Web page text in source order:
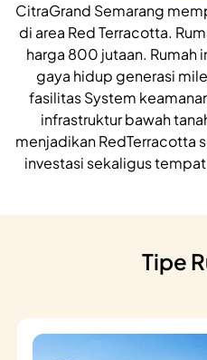
CitraGrand Semarang
di area Red Terracotta.
harga 800 jutaan. Rumah
gaya hidup generasi
fasilitas System
infrastruktur bawah
menjadikan RedTerracotta
investasi sekaligus
Tipe